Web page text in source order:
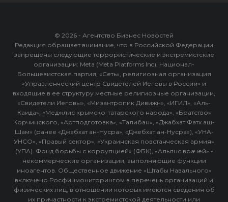
© 2026 - Агентство Бизнес Новостей
Редакция обращает внимание, что в Российской Федерации
запрещены следующие террористические и экстремистские
организации: Meta (Meta Platforms Inc), Национал-
Большевистская партия, «Сеть», религиозная организация
«Управленческий центр Свидетелей Иеговы в России» и
входящие в ее структуру местные религиозные организации,
«Свидетели Иеговы», «Мизантропик Дивижн», «ИГИЛ», «Аль-
Каида», «Меджлис крымско-татарского народа», «Братство»
Корчинского, «Артподготовка», «Талибан», «Джабхат Фатх аш-
Шам» (ранее «Джабхат ан-Нусра», «Джебхат ан-Нусра»), «УНА-
УНСО», «Правый сектор», «Украинская повстанческая армия»
(УПА). Фонд борьбы с коррупцией» (ФБК), «Альянс врачей» -
некоммерческие организации, выполняющие функции
иноагентов. Общественное движение «Штабы Навального»
включено Росфинмониторингом в перечень организаций и
физических лиц, в отношении которых имеются сведения об
их причастности к экстремистской деятельности или